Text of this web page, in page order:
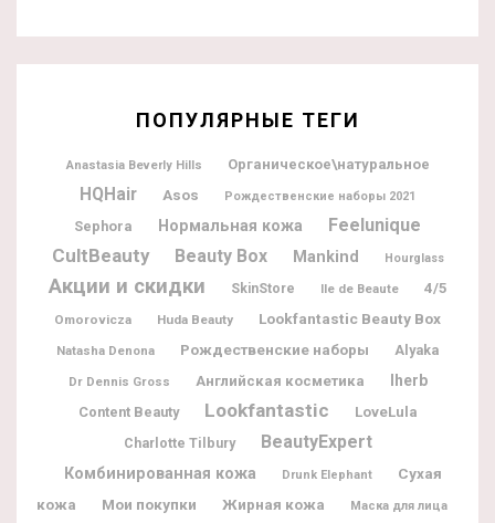
ПОПУЛЯРНЫЕ ТЕГИ
Anastasia Beverly Hills Органическое\натуральное
HQHair Asos Рождественские наборы 2021
Sephora Нормальная кожа Feelunique
CultBeauty Beauty Box Mankind Hourglass
Акции и скидки SkinStore Ile de Beaute 4/5
Omorovicza Huda Beauty Lookfantastic Beauty Box
Natasha Denona Рождественские наборы Alyaka
Dr Dennis Gross Английская косметика Iherb
Content Beauty Lookfantastic
LoveLula
Charlotte Tilbury
BeautyExpert
Комбинированная кожа Drunk Elephant
Сухая
кожа
Мои покупки Жирная кожа Маска для лица